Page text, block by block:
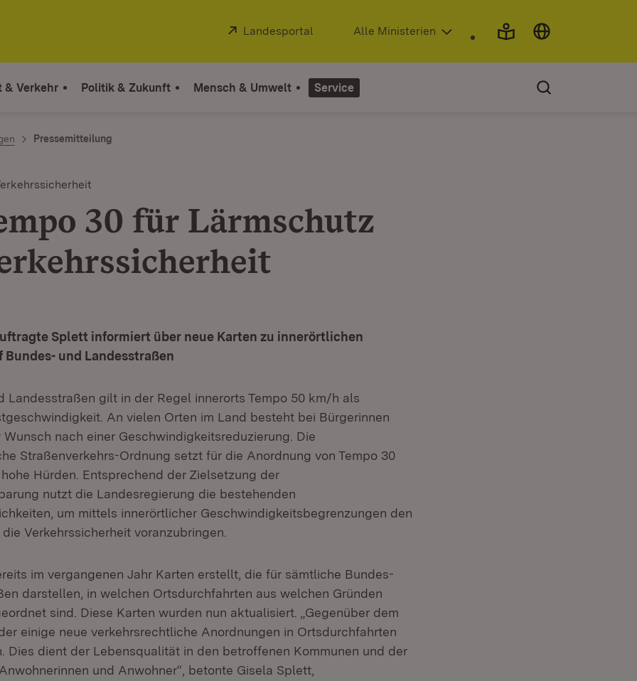
Extern:
Landesportal (Öffnet in neuem Fenster)
Alle Ministerien
& Verkehr Politik & Zukunft Mensch & Umwelt Service
Pressemitteilung
30 für Lärmschutz
Splett informiert über neue Karten zu innerörtlichen
und Landesstraßen
Landesstraßen gilt in der Regel innerorts Tempo 50 km/h als
An vielen Orten im Land besteht bei Bürgerinnen
nach einer Geschwindigkeitsreduzierung. Die
Straßenverkehrs-Ordnung setzt für die Anordnung von Tempo 30
Hürden. Entsprechend der Zielsetzung der
nutzt die Landesregierung die bestehenden
um mittels innerörtlicher Geschwindigkeitsbegrenzungen den
Verkehrssicherheit voranzubringen.
im vergangenen Jahr Karten erstellt, die für sämtliche Bundes-
darstellen, in welchen Ortsdurchfahrten aus welchen Gründen
sind. Diese Karten wurden nun aktualisiert. „Gegenüber dem
einige neue verkehrsrechtliche Anordnungen in Ortsdurchfahrten
Dies dient der Lebensqualität in den betroffenen Kommunen und der
und Anwohner“, betonte Gisela Splett,